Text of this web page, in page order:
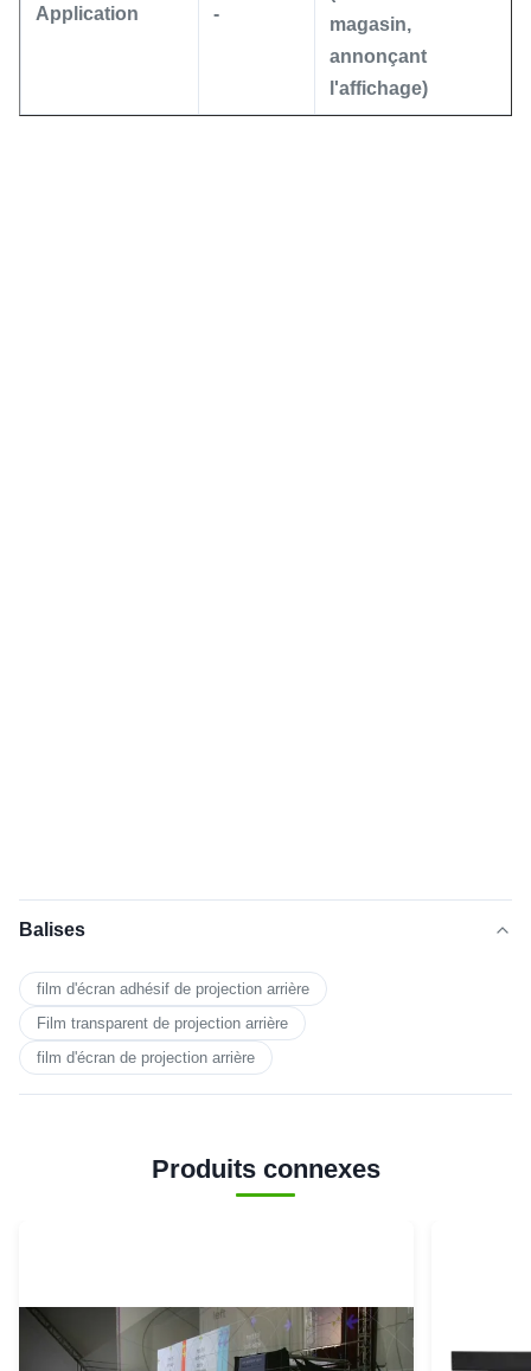
Application -
magasin,
annonçant
l'affichage)
Balises
film d'écran adhésif de projection arrière
Film transparent de projection arrière
film d'écran de projection arrière
Produits connexes